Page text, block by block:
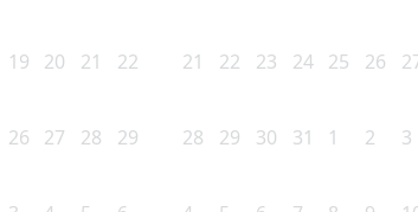
19 20 21 22
26 27 28 29
21 22 23 24 25 26
28 29 30 31 1 2 3